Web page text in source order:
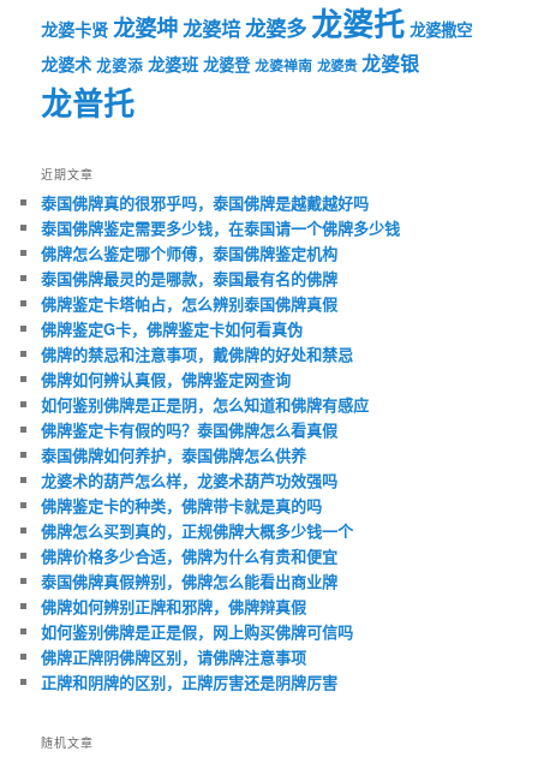
龙婆卡贤 龙婆坤龙婆培龙婆多龙婆托 龙婆撒空
龙婆术 龙婆添 龙婆班 龙婆登 龙婆禅南 龙婆贵 龙婆银
龙普托
近期文章
泰国佛牌真的很邪乎吗，泰国佛牌是越戴越好吗
泰国佛牌鉴定需要多少钱，在泰国请一个佛牌多少钱
佛牌怎么鉴定哪个师傅，泰国佛牌鉴定机构
泰国佛牌最灵的是哪款，泰国最有名的佛牌
佛牌鉴定卡塔帕占，怎么辨别泰国佛牌真假
佛牌鉴定G卡，佛牌鉴定卡如何看真伪
佛牌的禁忌和注意事项，戴佛牌的好处和禁忌
佛牌如何辨认真假，佛牌鉴定网查询
如何鉴别佛牌是正是阴，怎么知道和佛牌有感应
佛牌鉴定卡有假的吗？泰国佛牌怎么看真假
泰国佛牌如何养护，泰国佛牌怎么供养
龙婆术的葫芦怎么样，龙婆术葫芦功效强吗
佛牌鉴定卡的种类，佛牌带卡就是真的吗
佛牌怎么买到真的，正规佛牌大概多少钱一个
佛牌价格多少合适，佛牌为什么有贵和便宜
泰国佛牌真假辨别，佛牌怎么能看出商业牌
佛牌如何辨别正牌和邪牌，佛牌辩真假
如何鉴别佛牌是正是假，网上购买佛牌可信吗
佛牌正牌阴佛牌区别，请佛牌注意事项
正牌和阴牌的区别，正牌厉害还是阴牌厉害
随机文章